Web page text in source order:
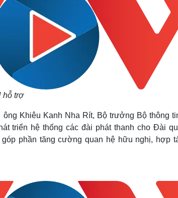
yêu - Gia đình
Văn học
Âm nhạc
Di sản
hỗ trợ
ông Khiêu Kanh Nha Rít, Bộ trưởng Bộ thông
triển hệ thống các đài phát thanh cho Đài
phần tăng cường quan hệ hữu nghị, hợp